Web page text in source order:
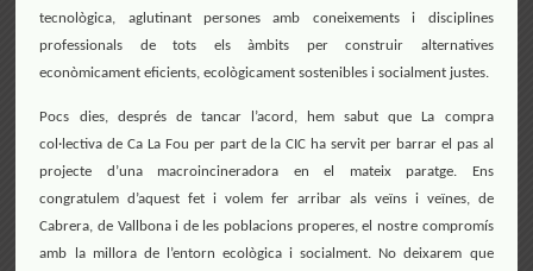
tecnològica, aglutinant persones amb coneixements i disciplines
professionals de tots els àmbits per construir alternatives
econòmicament eficients, ecològicament sostenibles i socialment justes.
Pocs dies, després de tancar l’acord, hem sabut que La compra
col·lectiva de Ca La Fou per part de la CIC ha servit per barrar el pas al
projecte d’una macroincineradora en el mateix paratge. Ens
congratulem d’aquest fet i volem fer arribar als veïns i veïnes, de
Cabrera, de Vallbona i de les poblacions properes, el nostre compromís
amb la millora de l’entorn ecològica i socialment. No deixarem que